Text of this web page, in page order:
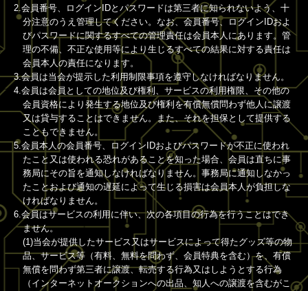
2.会員番号、ログインIDとパスワードは第三者に知られないよう、十
分注意のうえ管理してください。なお、会員番号、ログインIDおよ
びパスワードに関するすべての管理責任は会員本人にあります。管
理の不備、不正な使用等により生じるすべての結果に対する責任は
会員本人の責任になります。
3.会員は当会が提示した利用制限事項を遵守しなければなりません。
4.会員は会員としての地位及び権利、サービスの利用権限、その他の
会員資格により発生する地位及び権利を有償無償問わず他人に譲渡
又は貸与することはできません。また、それを担保として提供する
こともできません。
5.会員本人の会員番号、ログインIDおよびパスワードが不正に使われ
たこと又は使われる恐れがあることを知った場合、会員は直ちに事
務局にその旨を通知しなければなりません。事務局に通知しなかっ
たことおよび通知の遅延によって生じる損害は会員本人が負担しな
ければなりません。
6.会員はサービスの利用に伴い、次の各項目の行為を行うことはでき
ません。
(1)当会が提供したサービス又はサービスによって得たグッズ等の物
品、サービス等（有料、無料を問わず、会員特典を含む）を、有償
無償を問わず第三者に譲渡、転売する行為又はしようとする行為
（インターネットオークションへの出品、知人への譲渡を含むがこ